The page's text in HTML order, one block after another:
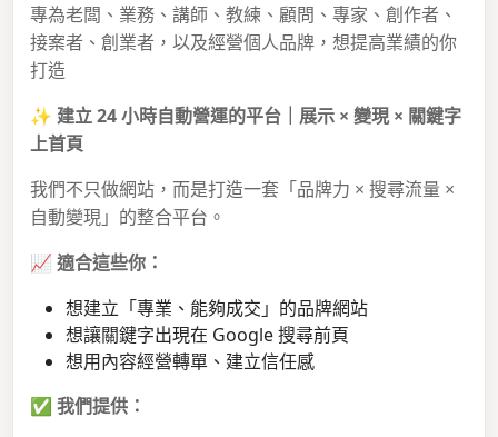
專為老闆、業務、講師、教練、顧問、專家、創作者、
接案者、創業者，以及經營個人品牌，想提高業績的你
打造
✨ 建立 24 小時自動營運的平台｜展示 × 變現 × 關鍵字
上首頁
我們不只做網站，而是打造一套「品牌力 × 搜尋流量 ×
自動變現」的整合平台。
📈 適合這些你：
想建立「專業、能夠成交」的品牌網站
想讓關鍵字出現在 Google 搜尋前頁
想用內容經營轉單、建立信任感
✅ 我們提供：